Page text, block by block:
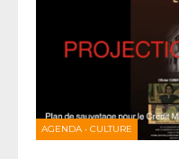
AGENDA • CULTURE